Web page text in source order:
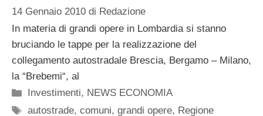
14 Gennaio 2010 di Redazione
In materia di grandi opere in Lombardia si stanno
bruciando le tappe per la realizzazione del
collegamento autostradale Brescia, Bergamo – Milano,
la “Brebemi“, al
Categorie
Investimenti, NEWS ECONOMIA
Tag
autostrade,comuni,grandi opere, Regione